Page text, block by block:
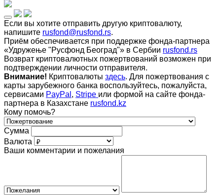
Если вы хотите отправить другую криптовалюту,
напишите rusfond@rusfond.rs.
Приём обеспечивается при поддержке фонда-партнера
«Удружење "Русфонд Београд"» в Сербии rusfond.rs
Возврат криптовалютных пожертвований возможен при
подтверждении личности отправителя.
Внимание! Криптовалюты здесь. Для пожертвования с
карты зарубежного банка воспользуйтесь, пожалуйста,
сервисами PayPal , Stripe или формой на сайте фонда-
партнера в Казахстане rusfond.kz
Кому помочь?
Сумма
Валюта
Ваши комментарии и пожелания